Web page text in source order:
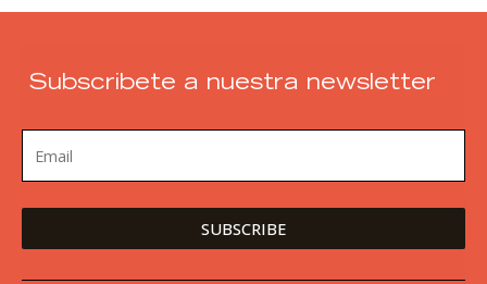
Subscribete a nuestra newsletter